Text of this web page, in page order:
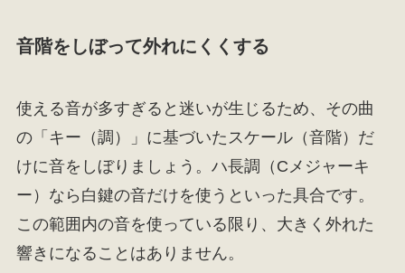
音階をしぼって外れにくくする
使える音が多すぎると迷いが生じるため、その曲
の「キー（調）」に基づいたスケール（音階）だ
けに音をしぼりましょう。ハ長調（Cメジャーキ
ー）なら白鍵の音だけを使うといった具合です。
この範囲内の音を使っている限り、大きく外れた
響きになることはありません。